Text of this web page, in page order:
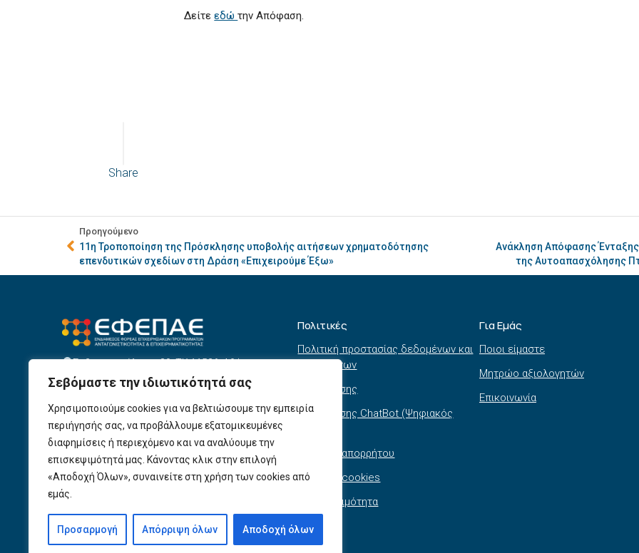
Σεβόμαστε την ιδιωτικότητά σας
Χρησιμοποιούμε cookies για να βελτιώσουμε την εμπειρία
περιήγησής σας, να προβάλλουμε εξατομικευμένες
διαφημίσεις ή περιεχόμενο και να αναλύουμε την
επισκεψιμότητά μας. Κάνοντας κλικ στην επιλογή
«Αποδοχή Όλων», συναινείτε στη χρήση των cookies από
εμάς.
Προσαρμογή Απόρριψη όλων Αποδοχή όλων
Share
Δείτεεδώτην Απόφαση.
Προηγούμενο
11η Τροποποίηση της Πρόσκλησης υποβολής αιτήσεων χρηματοδότησης
επενδυτικών σχεδίων στη Δράση «Επιχειρούμε Έξω»
Ανάκληση Απόφασης Ένταξης
της Αυτοαπασχόλησης
Σεβαστουπόλεως 80, ΤΚ 11526, Αθήνα
info@efepae.gr
anaptyxiakos@efepae.gr
210 6985210
Ωράριο Λειτουργίας:
Δευτέρα – Παρασκευή, 09:00 – 17:00
Αριθμός ΓΕΜΗ: 154190801000
Πολιτικές
Πολιτική προστασίας δεδομένων και
συστημάτων
Όροι χρήσης
Όροι χρήσης ChatBot (Ψηφιακός
Πολιτική απορρήτου
Πολιτική cookies
Προσβασιμότητα
Για Εμάς
Ποιοι είμαστε
Μητρώο αξιολογητών
Επικοινωνία